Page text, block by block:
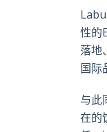
性的
落地
国际
与此
在的